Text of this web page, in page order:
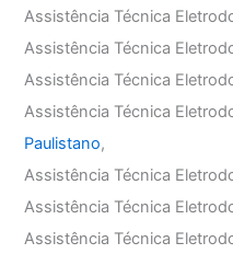
Assistência Técnica
Assistência Técnica
Assistência Técnica
Assistência Técnica
Paulistano,
Assistência Técnica
Assistência Técnica
Assistência Técnica